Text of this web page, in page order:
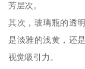
芳层次。
其次，玻璃瓶的透
是淡雅的浅黄，还
视觉吸引力。